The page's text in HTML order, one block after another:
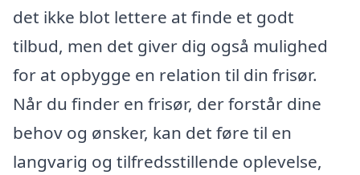
det ikke blot lettere at finde et godt
tilbud, men det giver dig også mulighed
for at opbygge en relation til din frisør.
Når du finder en frisør, der forstår dine
behov og ønsker, kan det føre til en
langvarig og tilfredsstillende oplevelse,